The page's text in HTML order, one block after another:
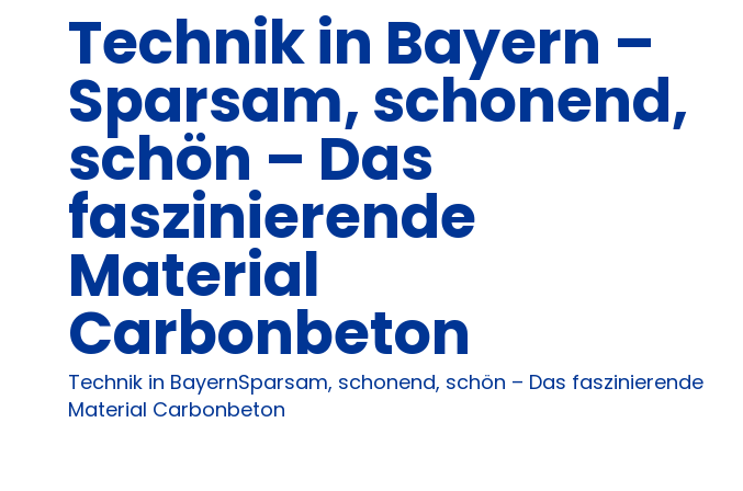
Technik in Bayern –
Sparsam, schonend,
schön – Das
faszinierende
Material
Carbonbeton
Technik in BayernSparsam, schonend, schön – Das faszinierende
Material Carbonbeton